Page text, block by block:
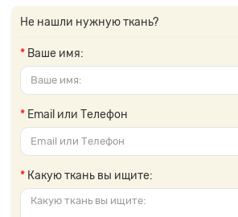
Не нашли нужную ткань?
Ваше имя:
Email или Телефон
Какую ткань вы ищите: